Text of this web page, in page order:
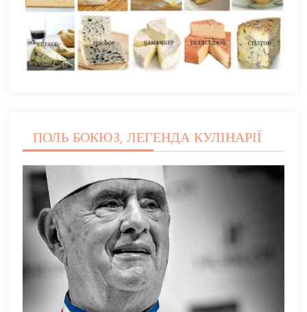
ПОЛЬ БОКЮЗ, ЛЕГЕНДА КУЛІНАРІЇ